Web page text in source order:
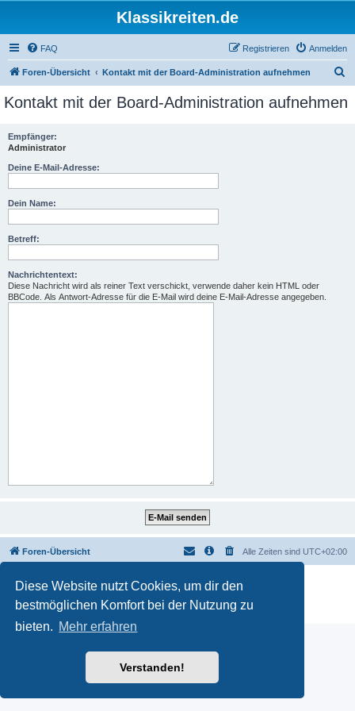
Diese Website nutzt Cookies, um dir den
bestmöglichen Komfort bei der Nutzung zu
bieten. Mehr erfahren
Verstanden!
Klassikreiten.de
FAQ Anmelden
Registrieren
Foren-Übersicht Kontakt mit der Board-Administration aufnehmen
c
Kontakt mit der Board-Administration aufnehmen
Empfänger:
Administrator
Deine E-Mail-Adresse:
Dein Name:
Betreff:
Nachrichtentext:
Diese Nachricht wird als reiner Text verschickt, verwende daher kein HTML oder
BBCode. Als Antwort-Adresse für die E-Mail wird deine E-Mail-Adresse angegeben.
Foren-Übersicht Alle Zeiten sind UTC+02:00
Powered by phpBB
® Forum Software © phpBB Limited
Deutsche Übersetzung durch
Datenschutz|Nutzungsbedingungen